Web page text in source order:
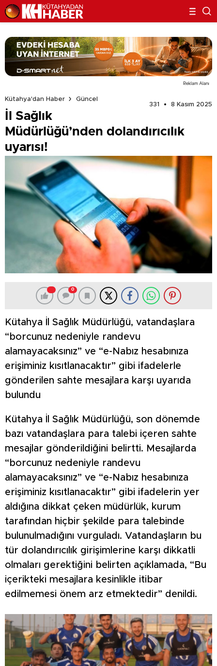
Reklam Alanı
Kütahya'dan Haber
Güncel
331
8 Kasım 2025
İl Sağlık
Müdürlüğü’nden dolandırıcılık
uyarısı!
0
Kütahya İl Sağlık Müdürlüğü, vatandaşlara
“borcunuz nedeniyle randevu
alamayacaksınız” ve “e-Nabız hesabınıza
erişiminiz kısıtlanacaktır” gibi ifadelerle
gönderilen sahte mesajlara karşı uyarıda
bulundu
Kütahya İl Sağlık Müdürlüğü, son dönemde
bazı vatandaşlara para talebi içeren sahte
mesajlar gönderildiğini belirtti. Mesajlarda
“borcunuz nedeniyle randevu
alamayacaksınız” ve “e-Nabız hesabınıza
erişiminiz kısıtlanacaktır” gibi ifadelerin yer
aldığına dikkat çeken müdürlük, kurum
tarafından hiçbir şekilde para talebinde
bulunulmadığını vurguladı. Vatandaşların bu
tür dolandırıcılık girişimlerine karşı dikkatli
olmaları gerektiğini belirten açıklamada, “Bu
içerikteki mesajlara kesinlikle itibar
edilmemesi önem arz etmektedir” denildi.